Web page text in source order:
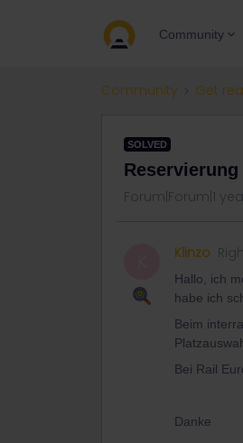
Community
Community Get
SOLVED
Reservierung
Forum|Forum|1
Klinzo
Hallo, ich
habe ich
Beim
Bei Rail
Danke